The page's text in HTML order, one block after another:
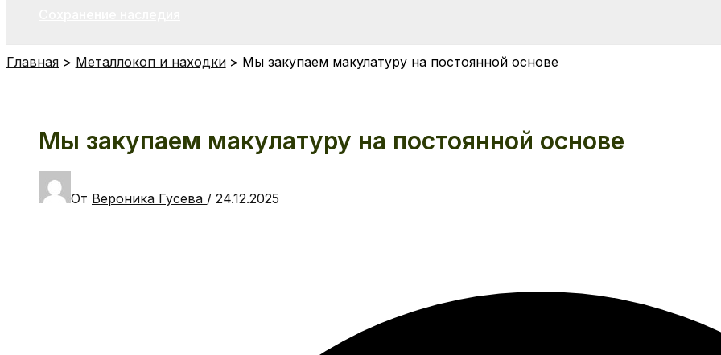
Главная Металлокоп и находки Мы закупаем макулатуру на постоянной основе
Мы закупаем макулатуру на постоянной основе
От Вероника Гусева / 24.12.2025